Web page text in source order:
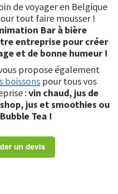
de voyager en Belgique
tout faire mousser !
Bar à bière
entreprise pour créer
et de bonne humeur !
propose également
boissons pour tous vos
:vin chaud, jus de
jus et smoothies ou
Tea !